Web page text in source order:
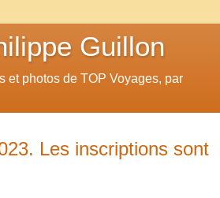
Guillon
et photos de TOP Voyages, par
Les inscriptions sont